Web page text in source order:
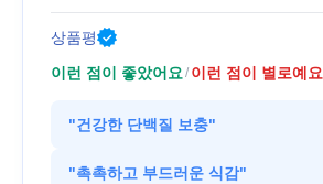
상품평
이런 점이 좋았어요 / 이런 점이 별로예요
"건강한 단백질 보충"
"촉촉하고 부드러운 식감"